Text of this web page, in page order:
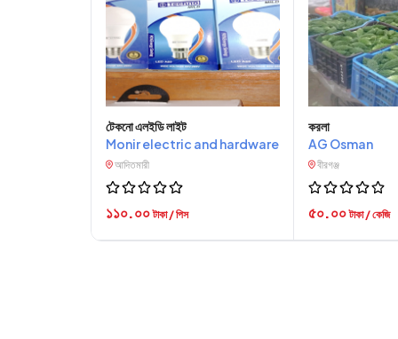
টেকনো এলইডি লাইট
Monir electric and hardware
আদিতমারী
১১০.০০টাকা / পিস
করলা
AG Osman
বীরগঞ্জ
৫০.০০টাকা / কেজি